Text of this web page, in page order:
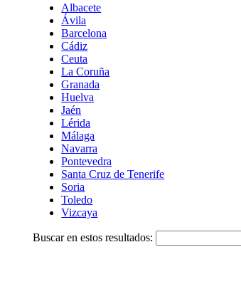
Albacete
Ávila
Barcelona
Cádiz
Ceuta
La Coruña
Granada
Huelva
Jaén
Lérida
Málaga
Navarra
Pontevedra
Santa Cruz de Tenerife
Soria
Toledo
Vizcaya
Buscar en estos resultados: